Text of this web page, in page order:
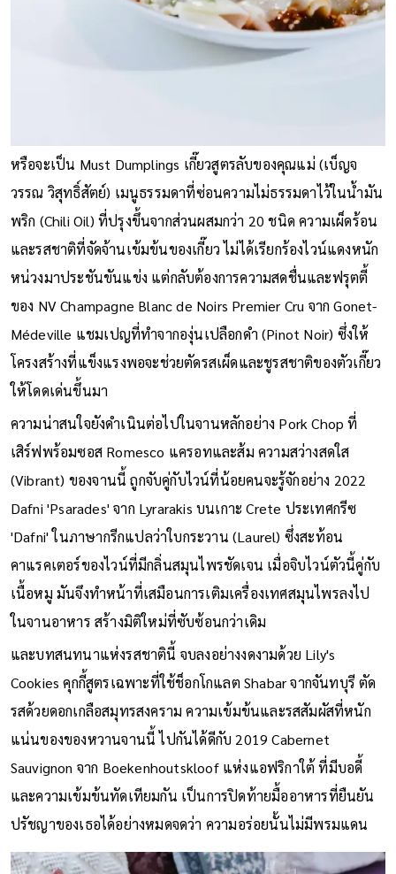
หรือจะเป็น Must Dumplings เกี๊ยวสูตรลับของคุณแม่ (เบ็ญจ
วรรณ วิสุทธิ์สัตย์) เมนูธรรมดาที่ซ่อนความไม่ธรรมดาไว้ในน้ำมัน
พริก (Chili Oil) ที่ปรุงขึ้นจากส่วนผสมกว่า 20 ชนิด ความเผ็ดร้อน
และรสชาติที่จัดจ้านเข้มข้นของเกี๊ยว ไม่ได้เรียกร้องไวน์แดงหนัก
หน่วงมาประชันขันแข่ง แต่กลับต้องการความสดชื่นและฟรุตตี้
ของ NV Champagne Blanc de Noirs Premier Cru จาก Gonet-
Médeville แชมเปญที่ทำจากองุ่นเปลือกดำ (Pinot Noir) ซึ่งให้
โครงสร้างที่แข็งแรงพอจะช่วยตัดรสเผ็ดและชูรสชาติของตัวเกี๊ยว
ให้โดดเด่นขึ้นมา
ความน่าสนใจยังดำเนินต่อไปในจานหลักอย่าง Pork Chop ที่
เสิร์ฟพร้อมซอส Romesco แครอทและส้ม ความสว่างสดใส
(Vibrant) ของจานนี้ ถูกจับคู่กับไวน์ที่น้อยคนจะรู้จักอย่าง 2022
Dafni 'Psarades' จาก Lyrarakis บนเกาะ Crete ประเทศกรีซ
'Dafni' ในภาษากรีกแปลว่าใบกระวาน (Laurel) ซึ่งสะท้อน
คาแรคเตอร์ของไวน์ที่มีกลิ่นสมุนไพรชัดเจน เมื่อจิบไวน์ตัวนี้คู่กับ
เนื้อหมู มันจึงทำหน้าที่เสมือนการเติมเครื่องเทศสมุนไพรลงไป
ในจานอาหาร สร้างมิติใหม่ที่ซับซ้อนกว่าเดิม
และบทสนทนาแห่งรสชาตินี้ จบลงอย่างงดงามด้วย Lily's
Cookies คุกกี้สูตรเฉพาะที่ใช้ช็อกโกแลต Shabar จากจันทบุรี ตัด
รสด้วยดอกเกลือสมุทรสงคราม ความเข้มข้นและรสสัมผัสที่หนัก
แน่นของของหวานจานนี้ ไปกันได้ดีกับ 2019 Cabernet
Sauvignon จาก Boekenhoutskloof แห่งแอฟริกาใต้ ที่มีบอดี้
และความเข้มข้นทัดเทียมกัน เป็นการปิดท้ายมื้ออาหารที่ยืนยัน
ปรัชญาของเธอได้อย่างหมดจดว่า ความอร่อยนั้นไม่มีพรมแดน